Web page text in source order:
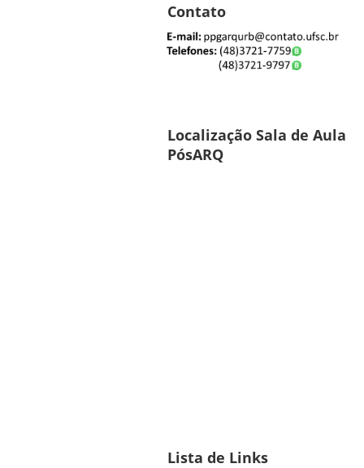
Contato
Localização Sala de Aula
PósARQ
Lista de Links